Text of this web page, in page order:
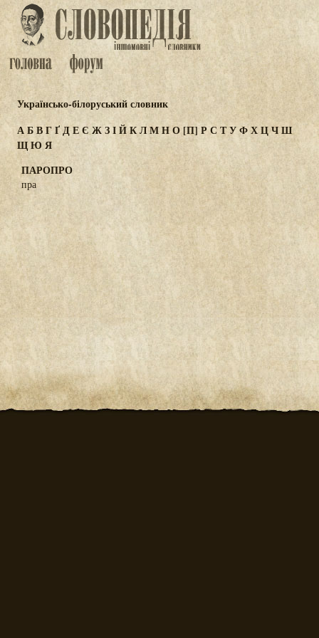
Українсько-білоруський словник
АБВГҐДЕЄ ЖЗІЙКЛМНО[П] Р С ТУФХЦЧШ
ЩЮ Я
ПАРОПРО
пра